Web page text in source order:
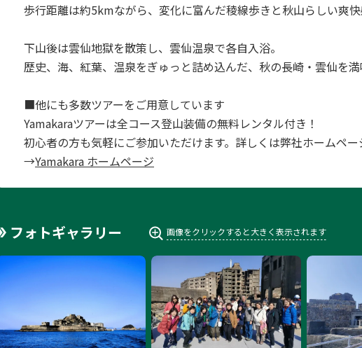
歩行距離は約5kmながら、変化に富んだ稜線歩きと秋山らしい爽快
下山後は雲仙地獄を散策し、雲仙温泉で各自入浴。
歴史、海、紅葉、温泉をぎゅっと詰め込んだ、秋の長崎・雲仙を満
■他にも多数ツアーをご用意しています
Yamakaraツアーは全コース登山装備の無料レンタル付き！
初心者の方も気軽にご参加いただけます。詳しくは弊社ホームペー
→Yamakara ホームページ
フォトギャラリー 画像をクリックすると大きく表示されます